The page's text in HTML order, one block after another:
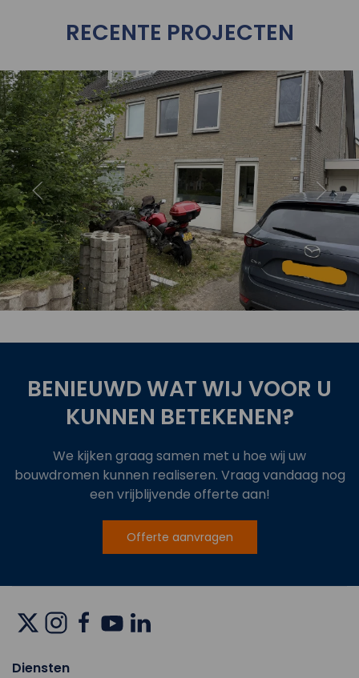
RECENTE PROJECTEN
Bekijk
BENIEUWD WAT WIJ VOOR U
KUNNEN BETEKENEN?
We kijken graag samen met u hoe wij uw
bouwdromen kunnen realiseren. Vraag vandaag nog
een vrijblijvende offerte aan!
Offerte aanvragen
Diensten